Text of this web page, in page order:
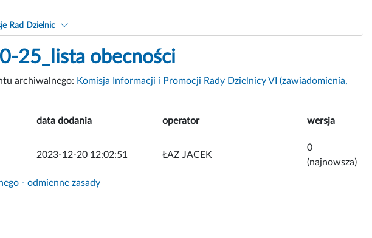
Rad Dzielnic
25_lista obecności
archiwalnego: Komisja Informacji i Promocji Rady Dzielnicy VI (zawiadomienia,
data dodania operator wersja
2023-12-20 12:02:51 ŁAZ JACEK
0
(najnowsza)
- odmienne zasady